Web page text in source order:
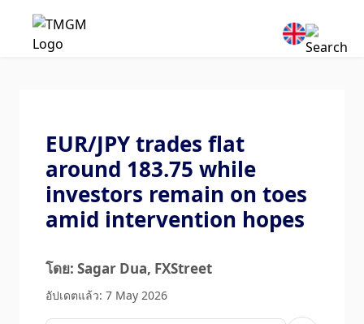
EUR/JPY trades flat
around 183.75 while
investors remain on toes
amid intervention hopes
โดย: Sagar Dua, FXStreet
อัปเดตแล้ว: 7 May 2026